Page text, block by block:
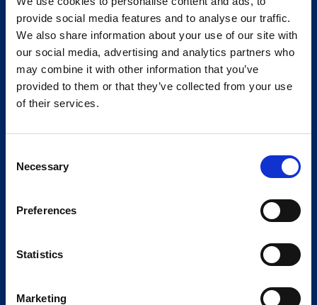
provide social media features and to analyse our traffic.
We also share information about your use of our site with
our social media, advertising and analytics partners who
may combine it with other information that you’ve
provided to them or that they’ve collected from your use
of their services.
Selection
Necessary
Preferences
Statistics
Marketing